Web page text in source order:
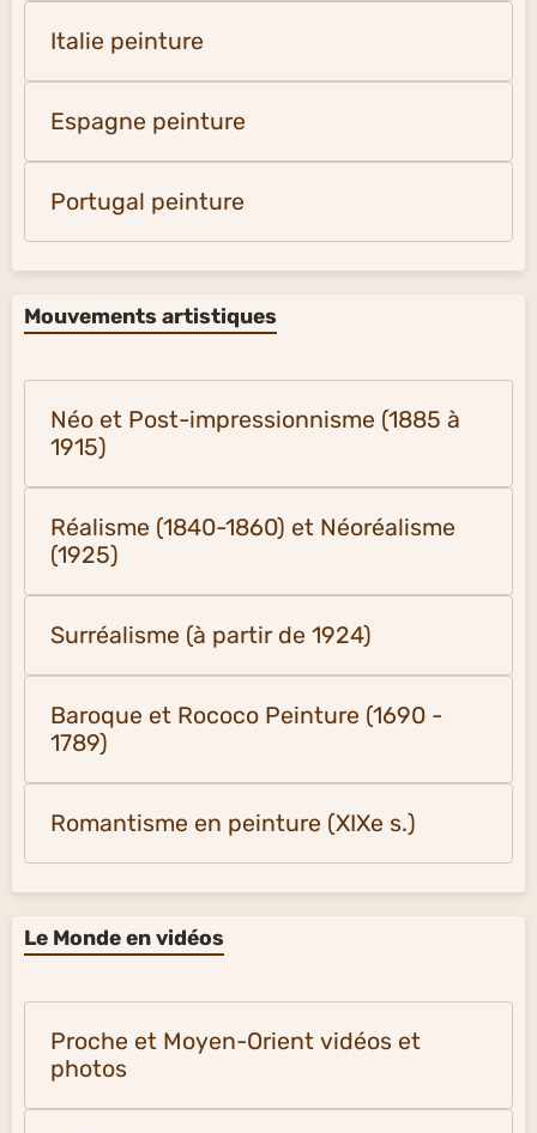
Italie peinture
Espagne peinture
Portugal peinture
Mouvements artistiques
Néo et Post-impressionnisme (1885 à
1915)
Réalisme (1840-1860) et Néoréalisme
(1925)
Surréalisme (à partir de 1924)
Baroque et Rococo Peinture (1690 -
1789)
Romantisme en peinture (XIXe s.)
Le Monde en vidéos
Proche et Moyen-Orient vidéos et
photos